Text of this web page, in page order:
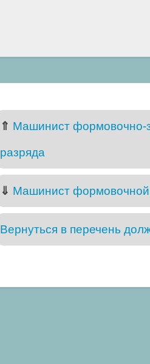
⇑ Машинист формовочно-
разряда
⇓ Машинист
Вернуться в перечень